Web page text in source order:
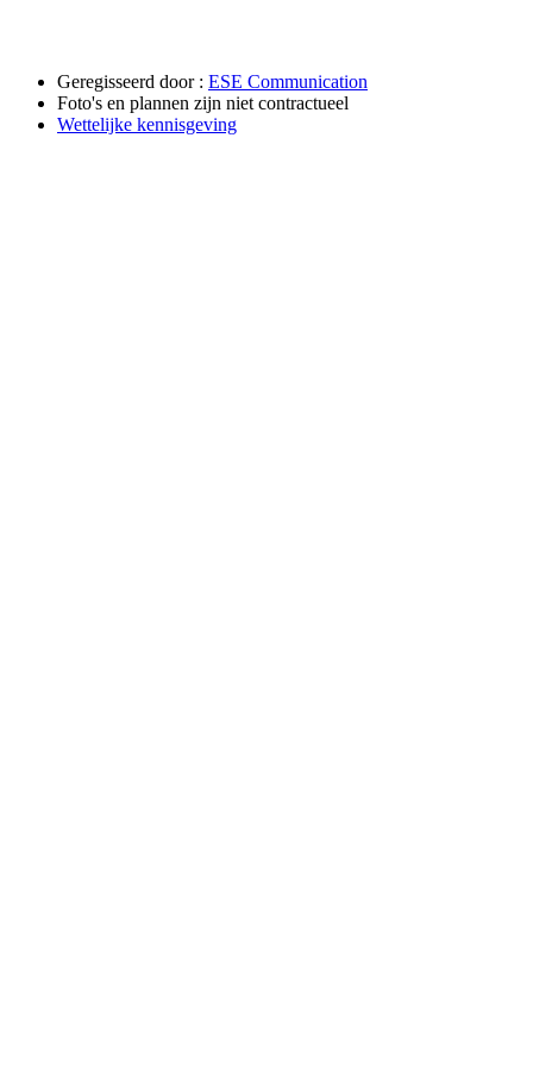
Geregisseerd door : ESE Communication
Foto's en plannen zijn niet contractueel
Wettelijke kennisgeving